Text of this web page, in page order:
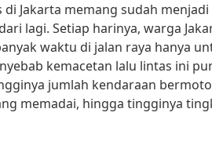
di Jakarta memang sudah menjadi
lagi. Setiap harinya, warga
waktu di jalan raya hanya
kemacetan lalu lintas ini
jumlah kendaraan
memadai, hingga tingginya